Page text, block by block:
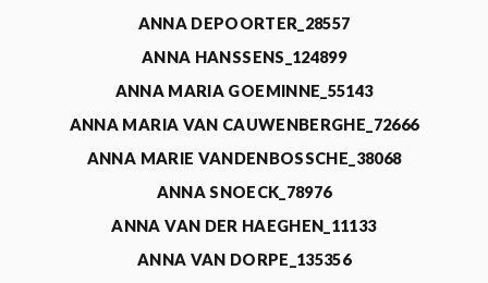
ANNA DEPOORTER_28557
ANNA HANSSENS_124899
ANNA MARIA GOEMINNE_55143
ANNA MARIA VAN CAUWENBERGHE_72666
ANNA MARIE VANDENBOSSCHE_38068
ANNA SNOECK_78976
ANNA VAN DER HAEGHEN_11133
ANNA VAN DORPE_135356